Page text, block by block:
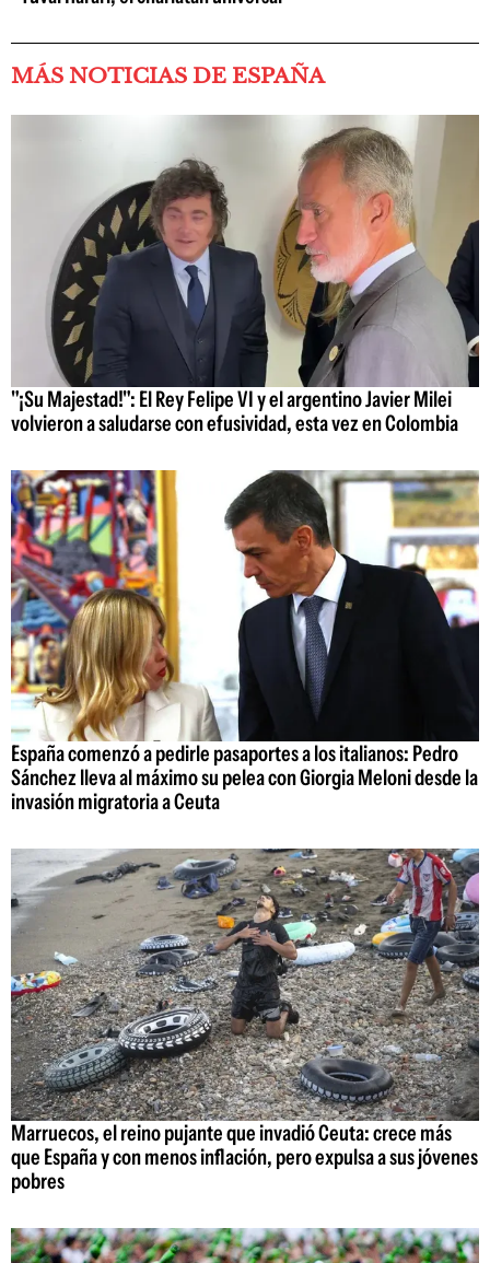
MÁS NOTICIAS DE ESPAÑA
"¡Su Majestad!": El Rey Felipe VI y el argentino Javier Milei
volvieron a saludarse con efusividad, esta vez en Colombia
España comenzó a pedirle pasaportes a los italianos: Pedro
Sánchez lleva al máximo su pelea con Giorgia Meloni desde la
invasión migratoria a Ceuta
Marruecos, el reino pujante que invadió Ceuta: crece más
que España y con menos inflación, pero expulsa a sus jóvenes
pobres